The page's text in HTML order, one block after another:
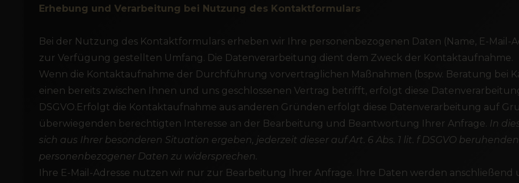
Erhebung und Verarbeitung bei Nutzung des Kontaktformulars
Bei der Nutzung des Kontaktformulars erheben wir Ihre personenbezogenen Daten (Name, E-Mail-
zur Verfügung gestellten Umfang. Die Datenverarbeitung dient dem Zweck der Kontaktaufnahme.
Wenn die Kontaktaufnahme der Durchführung vorvertraglichen Maßnahmen (bspw. Beratung bei
einen bereits zwischen Ihnen und uns geschlossenen Vertrag betrifft, erfolgt diese
DSGVO.Erfolgt die Kontaktaufnahme aus anderen Gründen erfolgt diese Datenverarbeitung auf
überwiegenden berechtigten Interesse an der Bearbeitung und Beantwortung Ihrer Anfrage. In
sich aus Ihrer besonderen Situation ergeben, jederzeit dieser auf Art. 6 Abs. 1 lit. f DSGVO
personenbezogener Daten zu widersprechen.
Ihre E-Mail-Adresse nutzen wir nur zur Bearbeitung Ihrer Anfrage. Ihre Daten werden